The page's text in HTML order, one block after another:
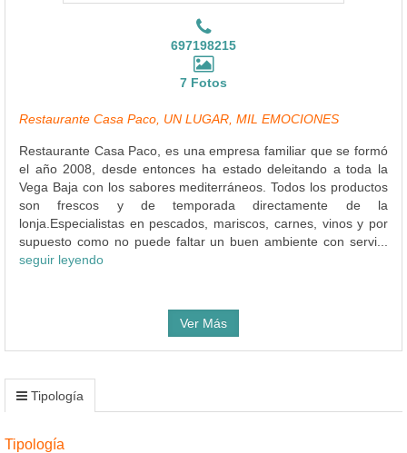
697198215
7 Fotos
Restaurante Casa Paco, UN LUGAR, MIL EMOCIONES
Restaurante Casa Paco, es una empresa familiar que se formó
el año 2008, desde entonces ha estado deleitando a toda la
Vega Baja con los sabores mediterráneos. Todos los productos
son frescos y de temporada directamente de la
lonja.Especialistas en pescados, mariscos, carnes, vinos y por
supuesto como no puede faltar un buen ambiente con servi...
seguir leyendo
Ver Más
Tipología
Tipología